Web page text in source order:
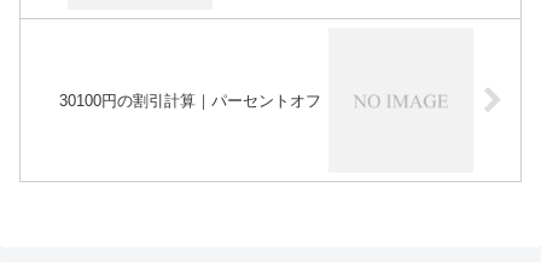
30100円の割引計算｜パーセントオフ